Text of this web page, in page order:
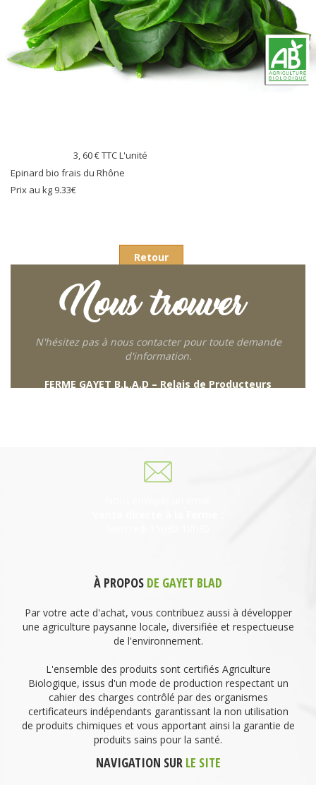
3, 60 €TTC L'unité
Epinard bio frais du Rhône
Prix au kg 9.33€
Retour
Nous trouver
N'hésitez pas à nous contacter pour toute demande
d'information.
FERME GAYET B.L.A.D – Relais de Producteurs
À PROPOS DE GAYET BLAD
Par votre acte d'achat, vous contribuez aussi à développer
une agriculture paysanne locale, diversifiée et respectueuse
de l'environnement.
L'ensemble des produits sont certifiés Agriculture
Biologique, issus d'un mode de production respectant un
cahier des charges contrôlé par des organismes
certificateurs indépendants garantissant la non utilisation
de produits chimiques et vous apportant ainsi la garantie de
produits sains pour la santé.
NAVIGATION SUR LE SITE